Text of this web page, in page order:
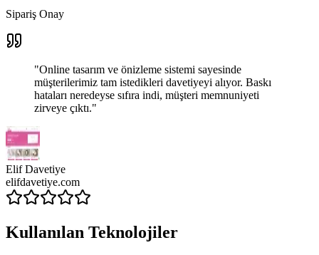
Sipariş Onay
"Online tasarım ve önizleme sistemi sayesinde
müşterilerimiz tam istedikleri davetiyeyi alıyor. Baskı
hataları neredeyse sıfıra indi, müşteri memnuniyeti
zirveye çıktı."
Elif Davetiye
elifdavetiye.com
Kullanılan Teknolojiler